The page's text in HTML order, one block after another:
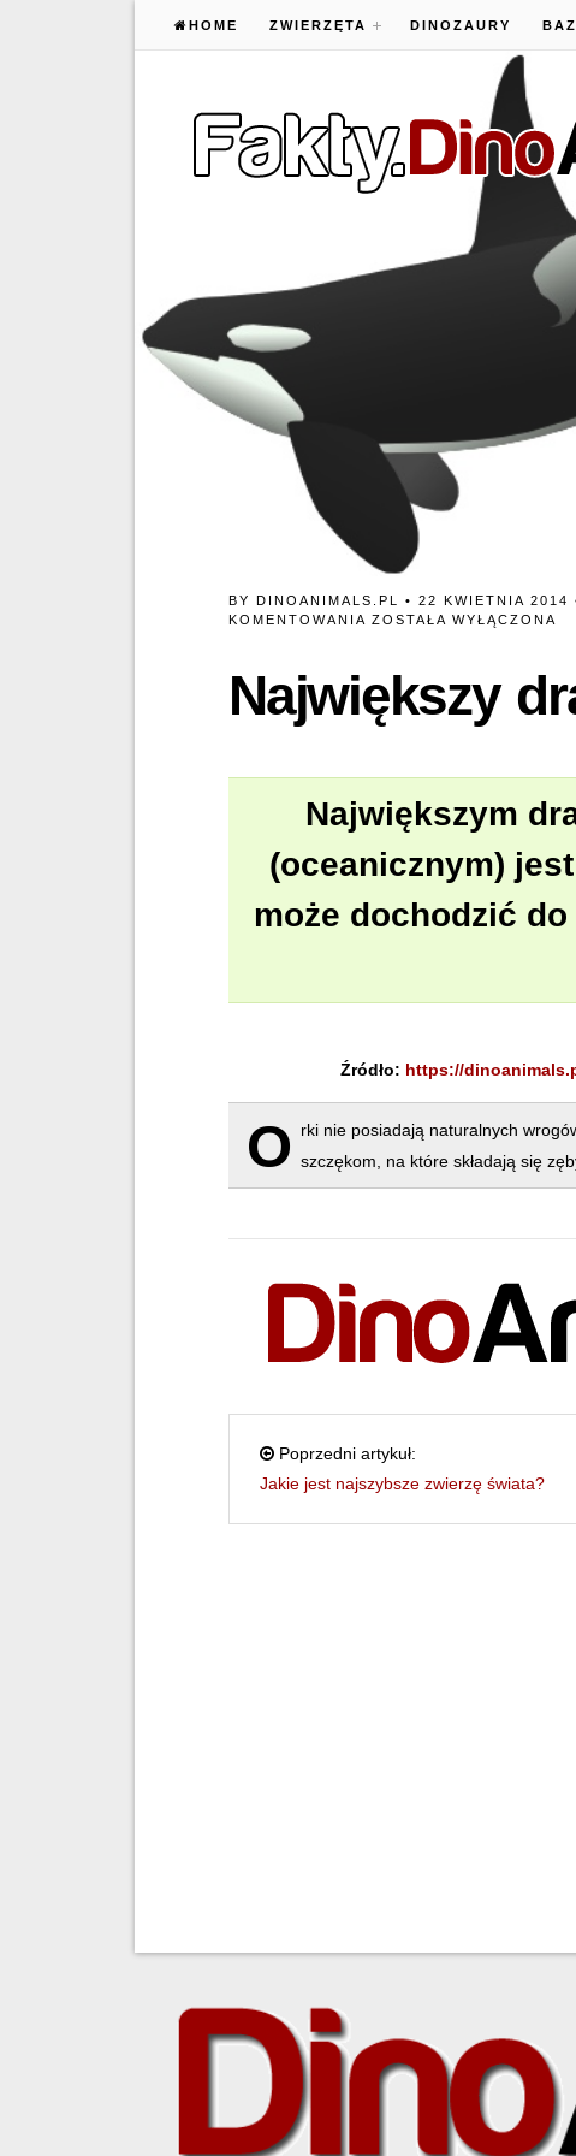
HOME ZWIERZĘTA DINOZAURY
BYDINOANIMALS.PL • 22 KWIETNIA 2014
KOMENTOWANIANAJWIĘKSZY
ZOSTAŁA WYŁĄCZONA
Największy
Największym
(oceanicznym) jest
może dochodzić
Źródło: https://
O
rki nie posiadają naturalnych
szczękom, na które składają się
Poprzedni artykuł:
Jakie jest najszybsze zwierzę świata?